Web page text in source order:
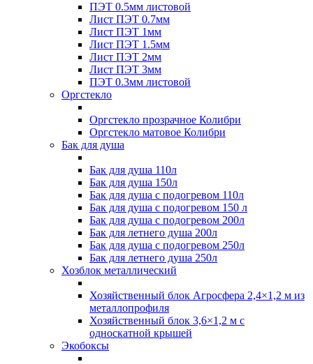
ПЭТ 0.5мм листовой
Лист ПЭТ 0.7мм
Лист ПЭТ 1мм
Лист ПЭТ 1.5мм
Лист ПЭТ 2мм
Лист ПЭТ 3мм
ПЭТ 0.3мм листовой
Оргстекло
Оргстекло прозрачное Колибри
Оргстекло матовое Колибри
Бак для душа
Бак для душа 110л
Бак для душа 150л
Бак для душа с подогревом 110л
Бак для душа с подогревом 150 л
Бак для душа с подогревом 200л
Бак для летнего душа 200л
Бак для душа с подогревом 250л
Бак для летнего душа 250л
Хозблок металлический
Хозяйственный блок Агросфера 2,4×1,2 м из
металлопрофиля
Хозяйственный блок 3,6×1,2 м с
односкатной крышей
Экобоксы